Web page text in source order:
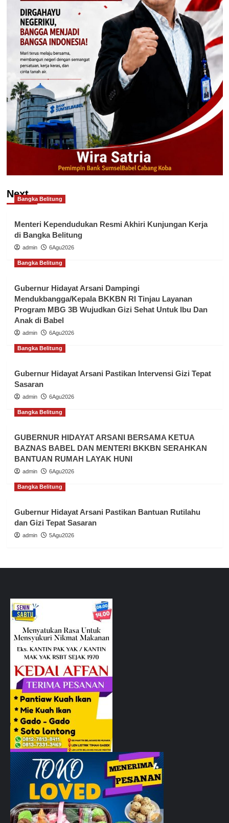
NextBangka Belitung
Menteri Kependudukan Resmi Akhiri Kunjungan Kerja
di Bangka Belitung
admin 6Agu2026
Bangka Belitung
Gubernur Hidayat Arsani Dampingi
Mendukbangga/Kepala BKKBN RI Tinjau Layanan
Program MBG 3B Wujudkan Gizi Sehat Untuk Ibu Dan
Anak di Babel
admin 6Agu2026
Bangka Belitung
Gubernur Hidayat Arsani Pastikan Intervensi Gizi Tepat
Sasaran
admin 6Agu2026
Bangka Belitung
GUBERNUR HIDAYAT ARSANI BERSAMA KETUA
BAZNAS BABEL DAN MENTERI BKKBN SERAHKAN
BANTUAN RUMAH LAYAK HUNI
admin 6Agu2026
Bangka Belitung
Gubernur Hidayat Arsani Pastikan Bantuan Rutilahu
dan Gizi Tepat Sasaran
admin 5Agu2026